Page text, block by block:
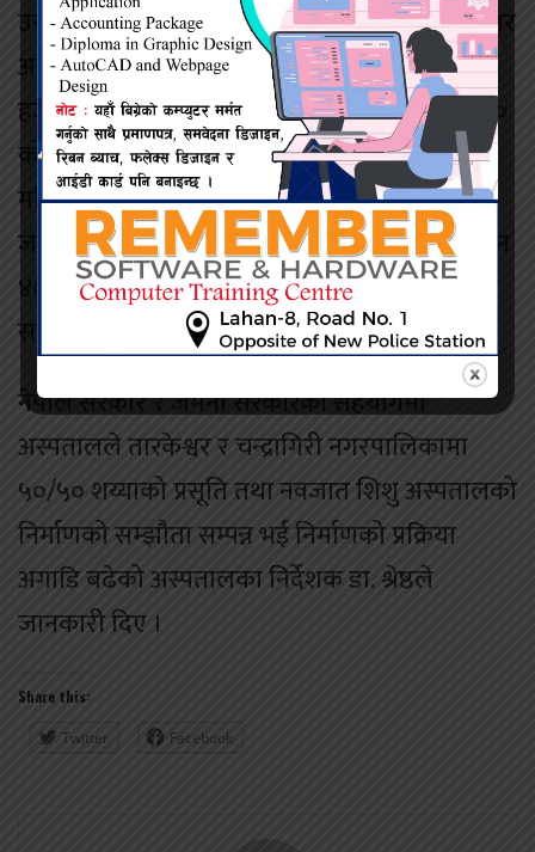
उनकाअनुसार आर्थिक वर्ष २०७८/७९ मा कूल ३३ हजार
आठ सय ५५ महिला भर्ना भएकोमा प्रसूतितर्फ २६
हजार छ सय पाँच र स्त्रीरोगतर्फ चार हजार नौ सय ३०
को उपचार तथा २४ हजार तीन सय ६९ गर्भवती
महिलाको प्रसूतिबाट २४ हजार पाँच सय ९३ शिशुको
जन्म भएको छ । विसं २०१६ श्रीकृष्ण जन्माष्टमीको दिन
४० शय्याबाट स्थापना भएको अस्पतालमा अहिले चार
सय ७९ शय्या रहेको छ ।
नेपाल सरकार र जर्मनी सरकारको सहयोगमा
अस्पतालले तारकेश्वर र चन्द्रागिरी नगरपालिकामा
५०/५० शय्याको प्रसूति तथा नवजात शिशु अस्पतालको
निर्माणको सम्झौता सम्पन्न भई निर्माणको प्रक्रिया
अगाडि बढेको अस्पतालका निर्देशक डा. श्रेष्ठले
जानकारी दिए ।
Share this:
Twitter Facebook